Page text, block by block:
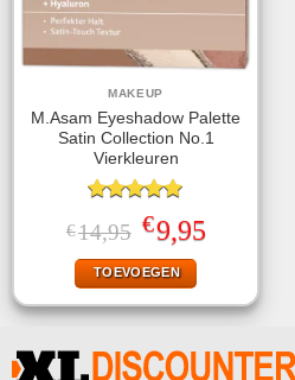
MAKEUP
M.Asam Eyeshadow Palette
Satin Collection No.1
Vierkleuren
Gewaardeerd
5.00uit 5
€14,95 Oorspronkelijke
prijs
was:
€14,95.
€9,95Huidige
prijs
TOEVOEGEN